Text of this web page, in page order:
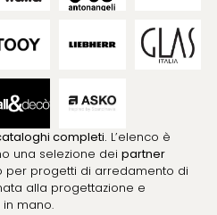
completi. L’elenco è
una selezione dei partner
per progetti di arredamento di
alla progettazione e
mano.